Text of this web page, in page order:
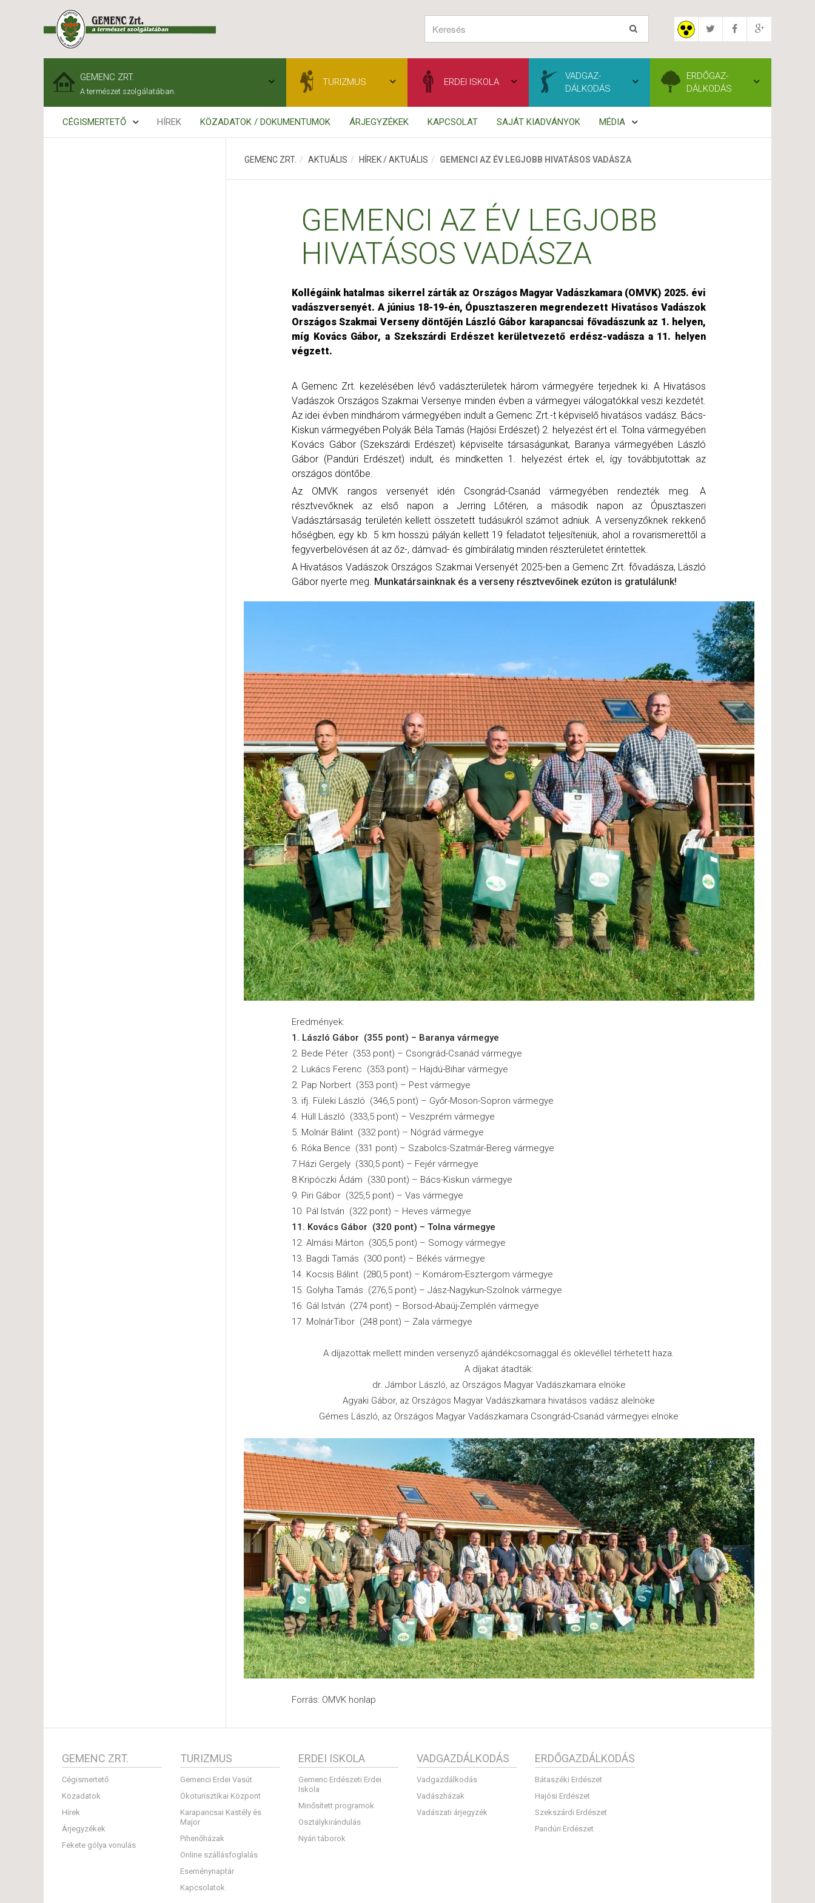
GEMENC ZRT.
A természet szolgálatában.
TURIZMUS ERDEI ISKOLA
VADGAZ-
DÁLKODÁS
ERDŐGAZ-
DÁLKODÁS
CÉGISMERTETŐ HÍREK KÖZADATOK / DOKUMENTUMOK ÁRJEGYZÉKEK KAPCSOLAT SAJÁT KIADVÁNYOK MÉDIA
GEMENC ZRT. AKTUÁLIS HÍREK / AKTUÁLIS GEMENCI AZ ÉV LEGJOBB HIVATÁSOS VADÁSZA
GEMENCI AZ ÉV LEGJOBB
HIVATÁSOS VADÁSZA
Kollégáink hatalmas sikerrel zárták az Országos Magyar Vadászkamara (OMVK) 2025. évi
vadászversenyét. A június 18-19-én, Ópusztaszeren megrendezett Hivatásos Vadászok
Országos Szakmai Verseny döntőjén László Gábor karapancsai fővadászunk az 1. helyen,
míg Kovács Gábor, a Szekszárdi Erdészet kerületvezető erdész-vadásza a 11. helyen
végzett.
A Gemenc Zrt. kezelésében lévő vadászterületek három vármegyére terjednek ki. A Hivatásos
Vadászok Országos Szakmai Versenye minden évben a vármegyei válogatókkal veszi kezdetét.
Az idei évben mindhárom vármegyében indult a Gemenc Zrt.-t képviselő hivatásos vadász. Bács-
Kiskun vármegyében Polyák Béla Tamás (Hajósi Erdészet) 2. helyezést ért el. Tolna vármegyében
Kovács Gábor (Szekszárdi Erdészet) képviselte társaságunkat, Baranya vármegyében László
Gábor (Pandúri Erdészet) indult, és mindketten 1. helyezést értek el, így továbbjutottak az
országos döntőbe.
Az OMVK rangos versenyét idén Csongrád-Csanád vármegyében rendezték meg. A
résztvevőknek az első napon a Jerring Lőtéren, a második napon az Ópusztaszeri
Vadásztársaság területén kellett összetett tudásukról számot adniuk. A versenyzőknek rekkenő
hőségben, egy kb. 5 km hosszú pályán kellett 19 feladatot teljesíteniük, ahol a rovarismerettől a
fegyverbelövésen át az őz-, dámvad- és gímbírálatig minden részterületet érintettek.
A Hivatásos Vadászok Országos Szakmai Versenyét 2025-ben a Gemenc Zrt. fővadásza, László
Gábor nyerte meg. Munkatársainknak és a verseny résztvevőinek ezúton is gratulálunk!
Eredmények:
1. László Gábor (355 pont) – Baranya vármegye
2. Bede Péter (353 pont) – Csongrád-Csanád vármegye
2. Lukács Ferenc (353 pont) – Hajdú-Bihar vármegye
2. Pap Norbert (353 pont) – Pest vármegye
3. ifj. Füleki László (346,5 pont) – Győr-Moson-Sopron vármegye
4. Hüll László (333,5 pont) – Veszprém vármegye
5. Molnár Bálint (332 pont) – Nógrád vármegye
6. Róka Bence (331 pont) – Szabolcs-Szatmár-Bereg vármegye
7.Házi Gergely (330,5 pont) – Fejér vármegye
8.Kripóczki Ádám (330 pont) – Bács-Kiskun vármegye
9. Piri Gábor (325,5 pont) – Vas vármegye
10. Pál István (322 pont) – Heves vármegye
11. Kovács Gábor (320 pont) – Tolna vármegye
12. Almási Márton (305,5 pont) – Somogy vármegye
13. Bagdi Tamás (300 pont) – Békés vármegye
14. Kocsis Bálint (280,5 pont) – Komárom-Esztergom vármegye
15. Golyha Tamás (276,5 pont) – Jász-Nagykun-Szolnok vármegye
16. Gál István (274 pont) – Borsod-Abaúj-Zemplén vármegye
17. MolnárTibor (248 pont) – Zala vármegye
A díjazottak mellett minden versenyző ajándékcsomaggal és oklevéllel térhetett haza.
A díjakat átadták:
dr. Jámbor László, az Országos Magyar Vadászkamara elnöke
Agyaki Gábor, az Országos Magyar Vadászkamara hivatásos vadász alelnöke
Gémes László, az Országos Magyar Vadászkamara Csongrád-Csanád vármegyei elnöke
Forrás: OMVK honlap
GEMENC ZRT.
Cégismertető
Közadatok
Hírek
Árjegyzékek
Fekete gólya vonulás
TURIZMUS
Gemenci Erdei Vasút
Ökoturisztikai Központ
Karapancsai Kastély és
Major
Pihenőházak
Online szállásfoglalás
Eseménynaptár
Kapcsolatok
ERDEI ISKOLA
Gemenc Erdészeti Erdei
Iskola
Minősített programok
Osztálykirándulás
Nyári táborok
VADGAZDÁLKODÁS
Vadgazdálkodás
Vadászházak
Vadászati árjegyzék
ERDŐGAZDÁLKODÁS
Bátaszéki Erdészet
Hajósi Erdészet
Szekszárdi Erdészet
Pandúri Erdészet